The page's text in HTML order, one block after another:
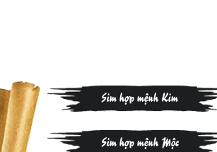
Sim hợp mệnh Kim
Sim hợp mệnh Mộc